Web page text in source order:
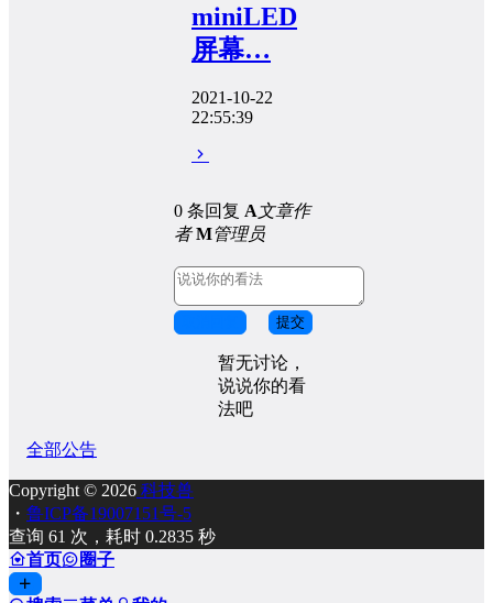
miniLED
屏幕…
2021-10-22
22:55:39
0 条回复 A文章作
者 M管理员
提交
暂无讨论，
说说你的看
法吧
全部公告
Copyright © 2026 科技兽
・ 鲁ICP备19007151号-5
查询 61 次，耗时 0.2835 秒
首页
圈子